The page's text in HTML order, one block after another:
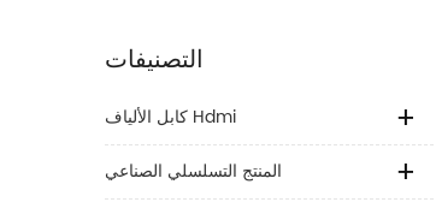
التصنيفات
كابل الألياف Hdmi
المنتج التسلسلي الصناعي